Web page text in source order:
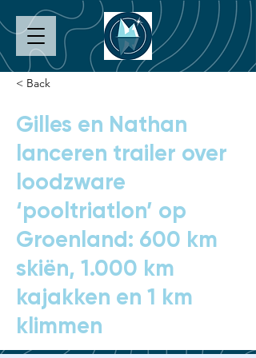
< Back
Gilles en Nathan
lanceren trailer over
loodzware
‘pooltriatlon’ op
Groenland: 600 km
skiën, 1.000 km
kajakken en 1 km
klimmen